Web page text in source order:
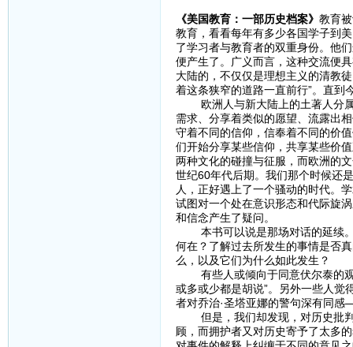
《美国教育：一部历史档案》 教育
教育，看看每年有多少各国学子到
了学习者与教育者的双重身份。他
便产生了。广义而言，这种交流便
大陆的，不仅仅是理想主义的清教
着这条狭窄的道路一直前行”。直到
欧洲人与新大陆上的土著人分属
需求、分享着类似的愿望、流露出
守着不同的信仰，信奉着不同的价
们开始分享某些信仰，共享某些价
两种文化的碰撞与征服，而欧洲的
世纪60年代后期。我们那个时候还
人，正好遇上了一个骚动的时代。
试图对一个处在意识形态和代际旋
和信念产生了疑问。
本书可以说是那场对话的延续。
何在？了解过去所发生的事情是否
么，以及它们为什么如此发生？
有些人或倾向于同意伏尔泰的观
或多或少都是胡说”。另外一些人
者对乔治·圣塔亚娜的警句深有同
但是，我们却发现，对历史批判
顾，而拥护者又对历史寄予了太多